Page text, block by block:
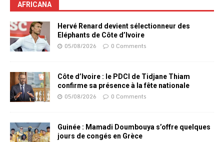
AFRICANA
Hervé Renard devient sélectionneur des
Eléphants de Côte d’Ivoire
05/08/2026 0 Comments
Côte d’Ivoire : le PDCI de Tidjane Thiam
confirme sa présence à la fête nationale
05/08/2026 0 Comments
Guinée : Mamadi Doumbouya s’offre quelques
jours de congés en Grèce